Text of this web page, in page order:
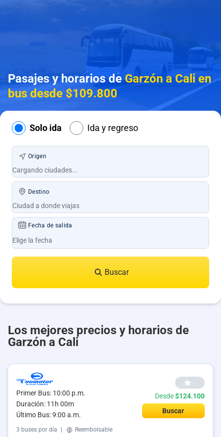
Pasajes y horarios deGarzón a Cali en
bus desde $109.800
Solo ida Ida y regreso
Origen
Destino
Fecha de salida
Buscar
Los mejores precios y horarios de
Garzón a Cali
Primer Bus: 10:00 p.m.
Duración: 11h 00m
Último Bus: 9:00 a.m.
--
Desde$124.100
Buscar
3 buses por día Reembolsable